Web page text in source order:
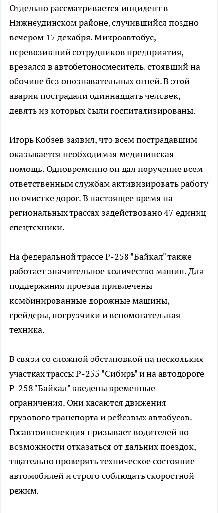
Отдельно рассматривается инцидент в
Нижнеудинском районе, случившийся поздно
вечером 17 декабря. Микроавтобус,
перевозивший сотрудников предприятия,
врезался в автобетоносмеситель, стоявший на
обочине без опознавательных огней. В этой
аварии пострадали одиннадцать человек,
девять из которых были госпитализированы.
Игорь Кобзев заявил, что всем пострадавшим
оказывается необходимая медицинская
помощь. Одновременно он дал поручение всем
ответственным службам активизировать работу
по очистке дорог. В настоящее время на
региональных трассах задействовано 47 единиц
спецтехники.
На федеральной трассе Р-258 "Байкал" также
работает значительное количество машин. Для
поддержания проезда привлечены
комбинированные дорожные машины,
грейдеры, погрузчики и вспомогательная
техника.
В связи со сложной обстановкой на нескольких
участках трассы Р-255 "Сибирь" и на автодороге
Р-258 "Байкал" введены временные
ограничения. Они касаются движения
грузового транспорта и рейсовых автобусов.
Госавтоинспекция призывает водителей по
возможности отказаться от дальних поездок,
тщательно проверять техническое состояние
автомобилей и строго соблюдать скоростной
режим.